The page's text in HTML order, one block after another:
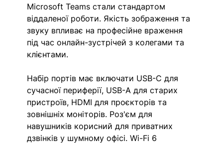
Microsoft Teams стали стандартом
віддаленої роботи. Якість зображення та
звуку впливає на професійне враження
під час онлайн-зустрічей з колегами та
клієнтами.
Набір портів має включати USB-C для
сучасної периферії, USB-A для старих
пристроїв, HDMI для проєкторів та
зовнішніх моніторів. Роз'єм для
навушників корисний для приватних
дзвінків у шумному офісі. Wi-Fi 6